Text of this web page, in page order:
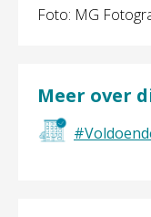
Foto: MG
Meer over